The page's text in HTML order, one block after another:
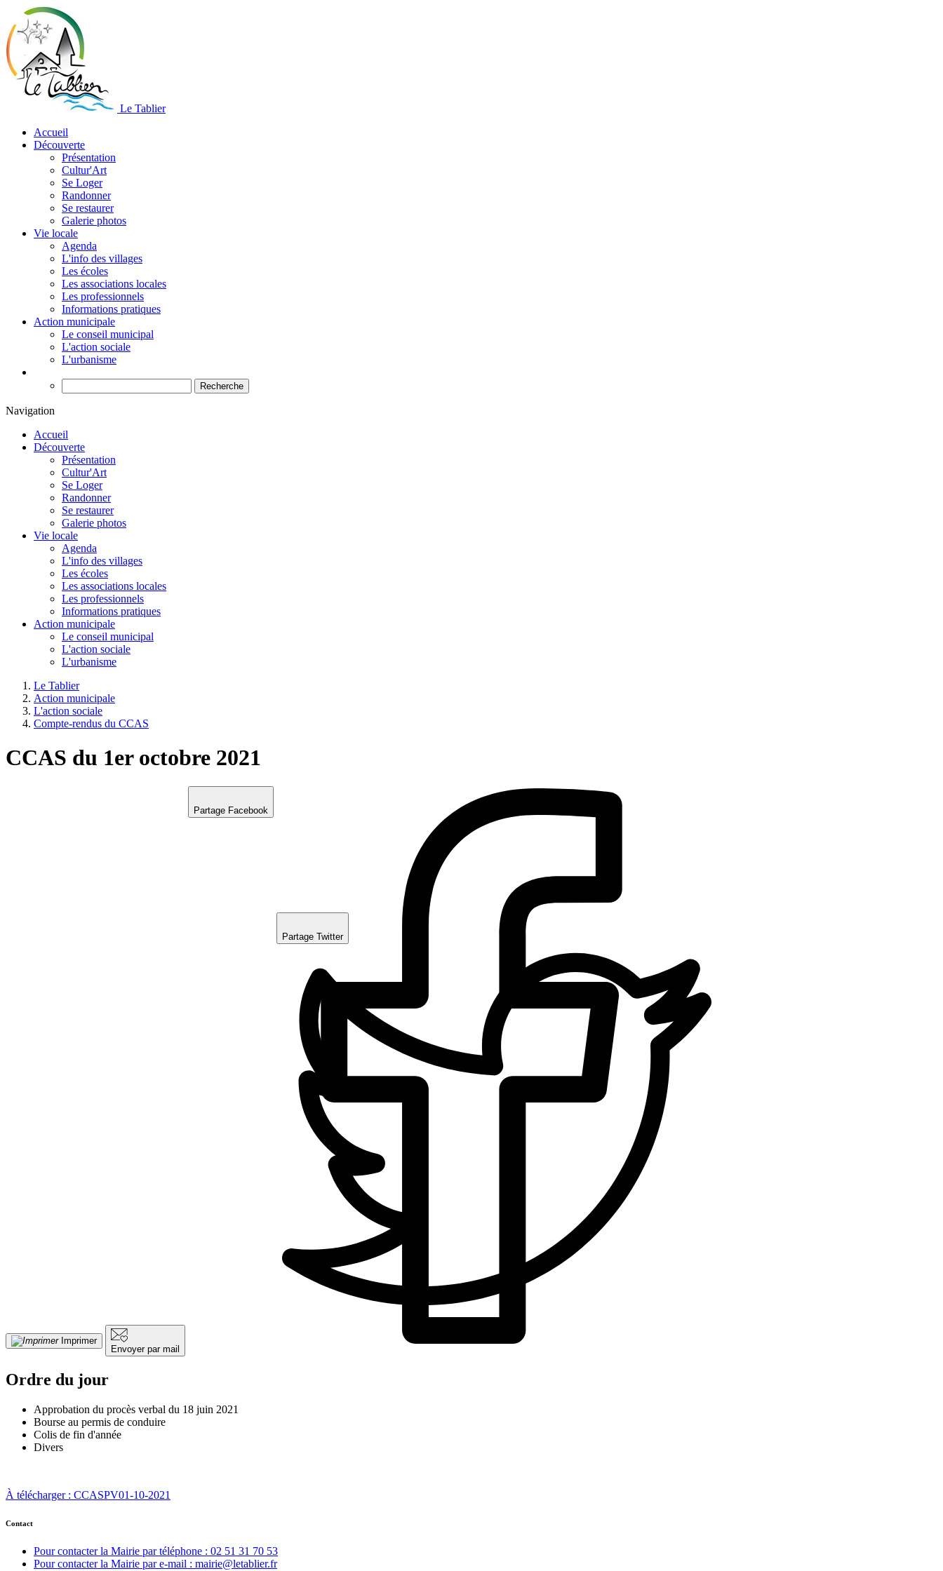
Le Tablier
Accueil
Découverte
Présentation
Cultur'Art
Se Loger
Randonner
Se restaurer
Galerie photos
Vie locale
Agenda
L'info des villages
Les écoles
Les associations locales
Les professionnels
Informations pratiques
Action municipale
Le conseil municipal
L'action sociale
L'urbanisme
Recherche
Navigation
Accueil
Découverte
Présentation
Cultur'Art
Se Loger
Randonner
Se restaurer
Galerie photos
Vie locale
Agenda
L'info des villages
Les écoles
Les associations locales
Les professionnels
Informations pratiques
Action municipale
Le conseil municipal
L'action sociale
L'urbanisme
Le Tablier
Action municipale
L'action sociale
Compte-rendus du CCAS
CCAS du 1er octobre 2021
Imprimer
Envoyer par mail
Partage Facebook
Partage Twitter
Ordre du jour
Approbation du procès verbal du 18 juin 2021
Bourse au permis de conduire
Colis de fin d'année
Divers
À télécharger : CCASPV01-10-2021
Contact
Pour contacter la Mairie par téléphone : 02 51 31 70 53
Pour contacter la Mairie par e-mail : mairie@letablier.fr